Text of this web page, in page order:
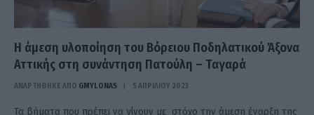
Η άμεση υλοποίηση του Βόρειου Ποδηλατικού Άξονα
Αττικής στη συνάντηση Πατούλη – Ταγαρά
ΑΝΑΡΤΗΘΗΚΕ ΑΠΟ GMYLONAS 5 ΑΠΡΙΛΊΟΥ 2023
Τα βήματα που πρέπει να γίνουν με στόχο την άμεση έναρξη της